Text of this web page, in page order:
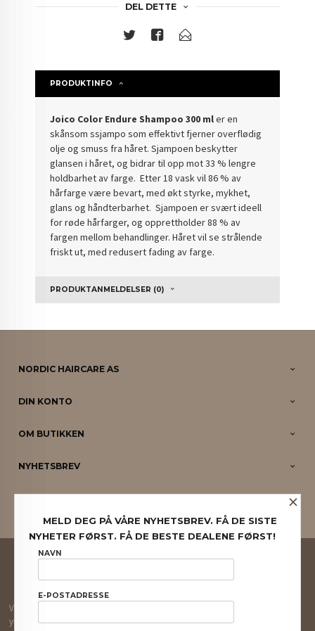
DEL DETTE
PRODUKTINFO
Joico Color Endure Shampoo 300 mler en
skånsom ssjampo som effektivt fjerner overflødig
olje og smuss fra håret. Sjampoen beskytter
glansen i håret, og bidrar til opp mot 33 % lengre
holdbarhet av farge. Etter 18 vask vil 86 % av
hårfarge være bevart, med økt styrke, mykhet,
glans og håndterbarhet. Sjampoen er svært ideell
for røde hårfarger, og opprettholder 88 % av
fargen mellom behandlinger. Håret vil se strålende
friskt ut, med redusert fading av farge.
PRODUKTANMELDELSER (0)
NORDIC HAIRCARE AS
DIN KONTO
OM BUTIKKEN
NYHETSBREV
PARTNERE
FRAKT
NYHETSBREV
Vår nettbutikk bruker cookies slik at du får en bedre kjøpsopplevelse og vi kan
yte deg bedre service. Vi bruker cookies hovedsaklig til å lagre
×
MELD DEG PÅ VÅRE NYHETSBREV. FÅ DE SISTE
NYHETER FØRST. FÅ DE BESTE DEALENE FØRST!
NAVN
E-POSTADRESSE